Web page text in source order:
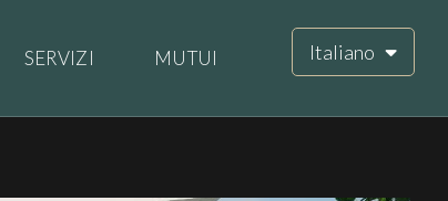
Italiano
SERVIZI MUTUI